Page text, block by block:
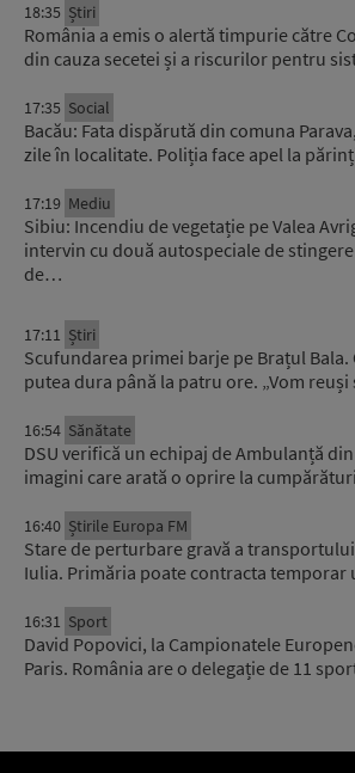
18:35 Știri
România a emis o alertă timpurie către
din cauza secetei și a riscurilor pentru
17:35 Social
Bacău: Fata dispărută din comuna
zile în localitate. Poliția face apel la
17:19 Mediu
Sibiu: Incendiu de vegetație pe Valea
intervin cu două autospeciale de
de…
17:11 Știri
Scufundarea primei barje pe Brațul
putea dura până la patru ore. „Vom
16:54 Sănătate
DSU verifică un echipaj de Ambulanță
imagini care arată o oprire la
16:40 Știrile Europa FM
Stare de perturbare gravă a
Iulia. Primăria poate contracta
16:31 Sport
David Popovici, la Campionatele
Paris. România are o delegație de 11